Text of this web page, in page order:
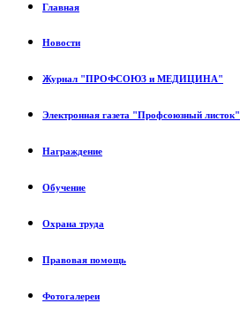
Главная
Новости
Журнал "ПРОФСОЮЗ и МЕДИЦИНА"
Электронная газета "Профсоюзный листок"
Награждение
Обучение
Охрана труда
Правовая помощь
Фотогалереи